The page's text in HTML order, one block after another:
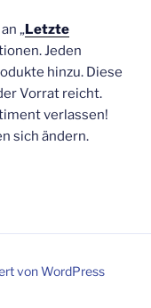
„Letzte
Jeden
hinzu. Diese
Vorrat reicht.
verlassen!
sich ändern.
von WordPress